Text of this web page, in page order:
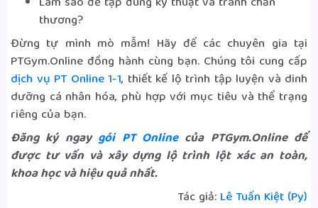
thương?
Đừng tự mình mò mẫm! Hãy để các chuyên gia tại
PTGym.Online đồng hành cùng bạn. Chúng tôi cung cấp
dịch vụ PT Online 1-1, thiết kế lộ trình tập luyện và dinh
dưỡng cá nhân hóa, phù hợp với mục tiêu và thể trạng
riêng của bạn.
Đăng ký ngaygói PT Onlinecủa PTGym.Online để
được tư vấn và xây dựng lộ trình lột xác an toàn,
khoa học và hiệu quả nhất.
Tác giả: Lê Tuấn Kiệt (Py)